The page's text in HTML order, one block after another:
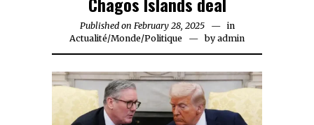
Published on February 28, 2025February
28,
2025
in
Actualité/Monde/Politique byadmin